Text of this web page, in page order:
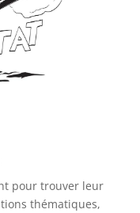
pour trouver leur
thématiques,